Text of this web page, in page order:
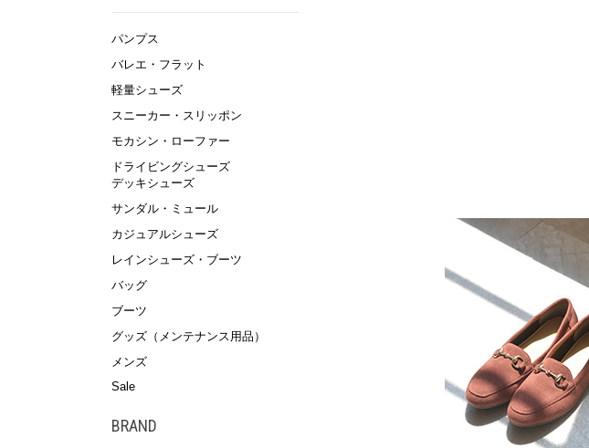
パンプス
バレエ・フラット
軽量シューズ
スニーカー・スリッポン
モカシン・ローファー
ドライビングシューズ
デッキシューズ
サンダル・ミュール
カジュアルシューズ
レインシューズ・ブーツ
バッグ
ブーツ
グッズ（メンテナンス用品）
メンズ
Sale
BRAND